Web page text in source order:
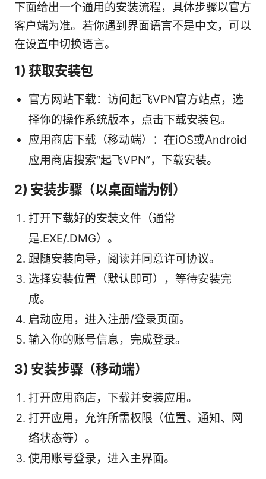
下面给出一个通用的安装流程，具体步骤以官方
客户端为准。若你遇到界面语言不是中文，可以
在设置中切换语言。
1) 获取安装包
官方网站下载：访问起飞VPN官方站点，选
择你的操作系统版本，点击下载安装包。
应用商店下载（移动端）：在iOS或Android
应用商店搜索“起飞VPN”，下载安装。
2) 安装步骤（以桌面端为例）
打开下载好的安装文件（通常
是.EXE/.DMG）。
跟随安装向导，阅读并同意许可协议。
选择安装位置（默认即可），等待安装完
成。
启动应用，进入注册/登录页面。
输入你的账号信息，完成登录。
3) 安装步骤（移动端）
打开应用商店，下载并安装应用。
打开应用，允许所需权限（位置、通知、网
络状态等）。
使用账号登录，进入主界面。